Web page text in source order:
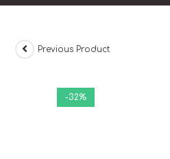
-32%
Previous Product